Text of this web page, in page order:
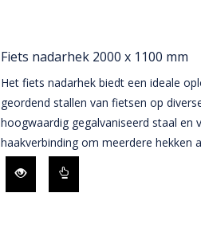
Fiets nadarhek 2000 x 1100 mm
Het fiets nadarhek biedt een ideale
geordend stallen van fietsen op
hoogwaardig gegalvaniseerd staal en
haakverbinding om meerdere hekken